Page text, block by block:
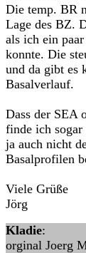
Die temp. BR
Lage des BZ.
als ich ein
konnte. Die
und da gibt es
Basalverlauf.
Dass der SEA
finde ich
ja auch nicht
Basalprofilen
Viele Grüße
Jörg
Kladie:
orginal Joerg